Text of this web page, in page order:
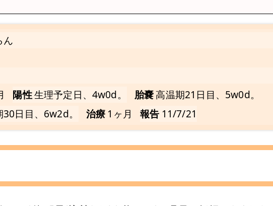
ん
陽性生理予定日、4w0d。 胎嚢高温期21日目、5w0d。
日目、6w2d。 治療 1ヶ月 報告 11/7/21